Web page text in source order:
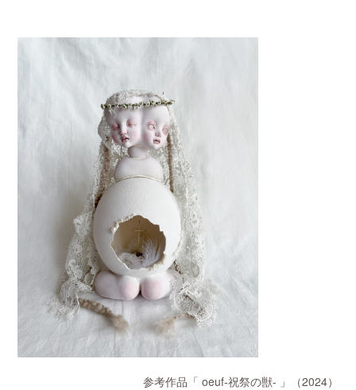
参考作品「 oeuf-祝祭の獣- 」（2024）